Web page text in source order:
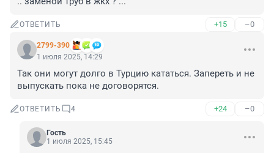
ОТВЕТИТЬ +15 –0
2799-390
1 июля 2025, 14:29
Так они могут долго в Турцию кататься. Запереть и не
выпускать пока не договорятся.
ОТВЕТИТЬ 4 +24 –0
Гость
1 июля 2025, 15:45